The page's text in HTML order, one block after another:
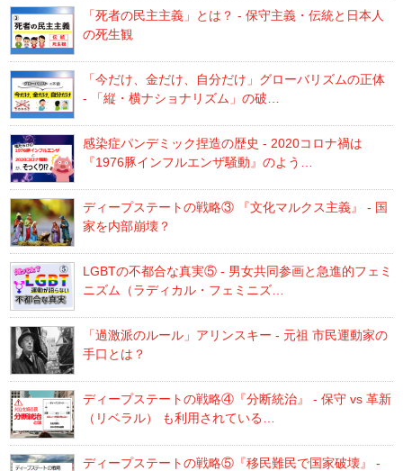
「死者の民主主義」とは？ - 保守主義・伝統と日本人
の死生観
「今だけ、金だけ、自分だけ」グローバリズムの正体
- 「縦・横ナショナリズム」の破…
感染症パンデミック捏造の歴史 - 2020コロナ禍は
『1976豚インフルエンザ騒動』のよう…
ディープステートの戦略③ 『文化マルクス主義』 - 国
家を内部崩壊？
LGBTの不都合な真実⑤ - 男女共同参画と急進的フェミ
ニズム（ラディカル・フェミニズ…
「過激派のルール」アリンスキー - 元祖 市民運動家の
手口とは？
ディープステートの戦略④『分断統治』 - 保守 vs 革新
（リベラル） も利用されている…
ディープステートの戦略⑤『移民難民で国家破壊』 -